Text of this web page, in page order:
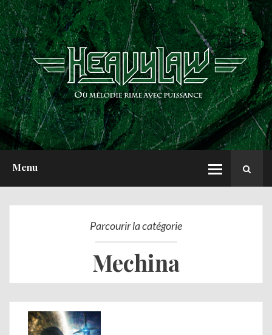
Menu
ACCUEIL
NEWS
CHRONIQUES
INTERVIEWS
REPORTS
A PROPOS
Parcourir la catégorie
Mechina